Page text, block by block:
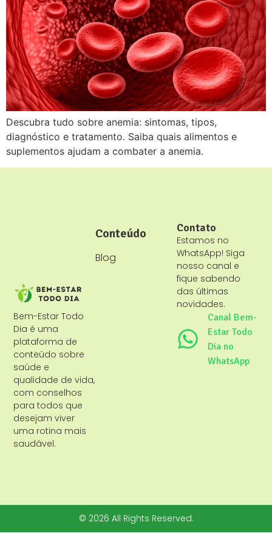
Descubra tudo sobre anemia: sintomas, tipos,
diagnóstico e tratamento. Saiba quais alimentos e
suplementos ajudam a combater a anemia.
Bem-Estar Todo
Dia é uma
plataforma de
conteúdo sobre
saúde e
qualidade de vida,
com conselhos
para todos que
desejam viver
uma rotina mais
saudável.
Conteúdo
Blog
Contato
Estamos no
WhatsApp! Siga
nosso canal e
fique sabendo
das últimas
novidades.
Canal Bem-
Estar Todo
Dia no
WhatsApp
© 2026 All Rights Reserved.